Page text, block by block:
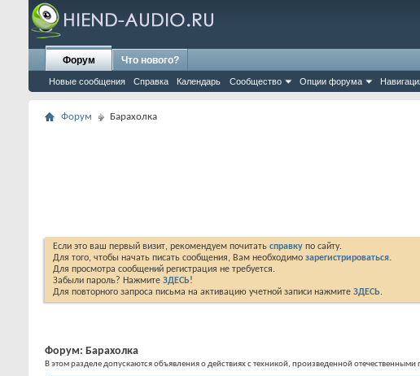
Форум
Новые сообщения Справка Календарь Сообщество Опции форума
Что нового?
Форум Барахолка
Если это ваш первый визит, рекомендуем почитать справку по сайту.
Для того, чтобы начать писать сообщения, Вам необходимо зарегистрироваться.
Для просмотра сообщений регистрация не требуется.
Забыли пароль? Нажмите ЗДЕСЬ!
Для повторного запроса письма на активацию учетной записи нажмите ЗДЕСЬ.
Форум: Барахолка
В этом разделе допускаются объявления о действиях с техникой, произведенной